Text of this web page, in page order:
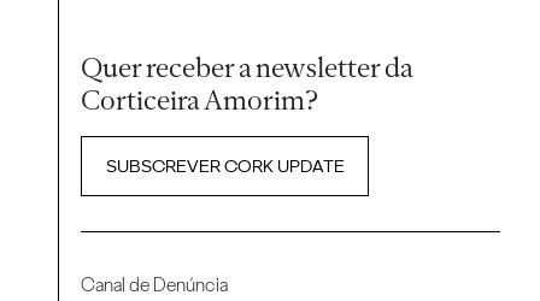
Quer receber a newsletter da
Corticeira Amorim?
SUBSCREVER CORK UPDATE
Canal de Denúncia